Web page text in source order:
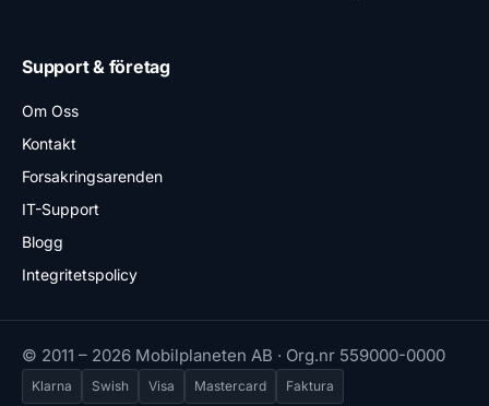
Support & företag
Om Oss
Kontakt
Forsakringsarenden
IT-Support
Blogg
Integritetspolicy
© 2011 – 2026 Mobilplaneten AB · Org.nr 559000-0000
Klarna Swish Visa Mastercard Faktura